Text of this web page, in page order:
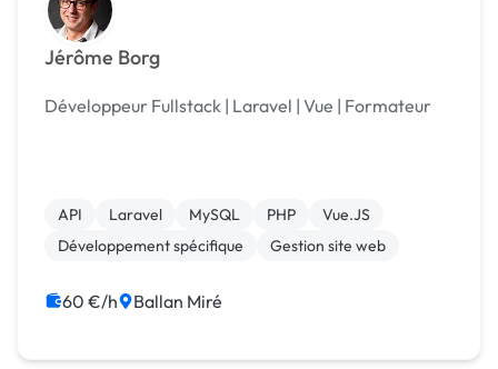
Jérôme Borg
Développeur Fullstack | Laravel | Vue | Formateur
API Laravel MySQL PHP
Vue.JS
Développement spécifique
Gestion site web
60 €/h Ballan Miré